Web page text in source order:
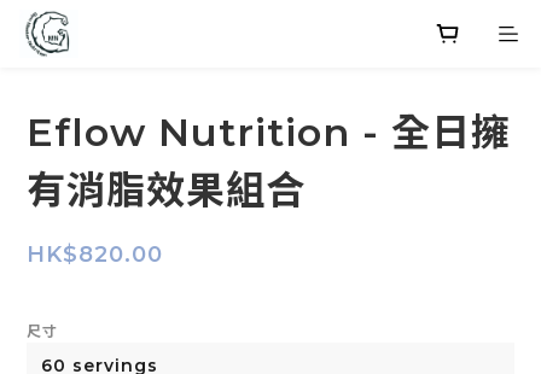
Eflow Nutrition - 全日擁
有消脂效果組合
HK$820.00
尺寸